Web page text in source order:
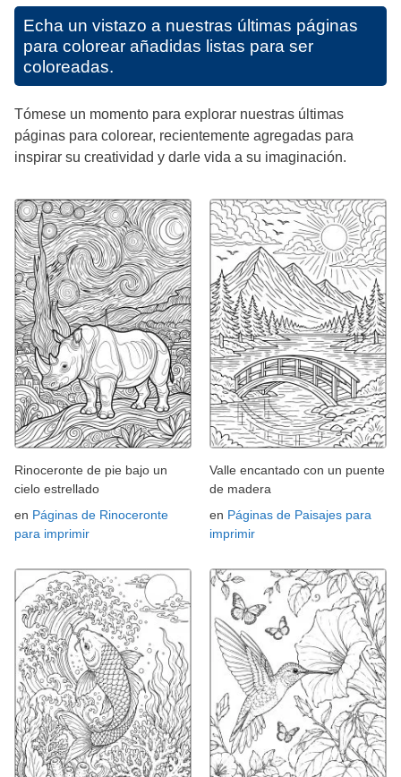
Echa un vistazo a nuestras últimas páginas
para colorear añadidas listas para ser
coloreadas.
Tómese un momento para explorar nuestras últimas
páginas para colorear, recientemente agregadas para
inspirar su creatividad y darle vida a su imaginación.
Rinoceronte de pie bajo un
cielo estrellado
en Páginas de Rinoceronte
para imprimir
Valle encantado con un puente
de madera
en Páginas de Paisajes para
imprimir